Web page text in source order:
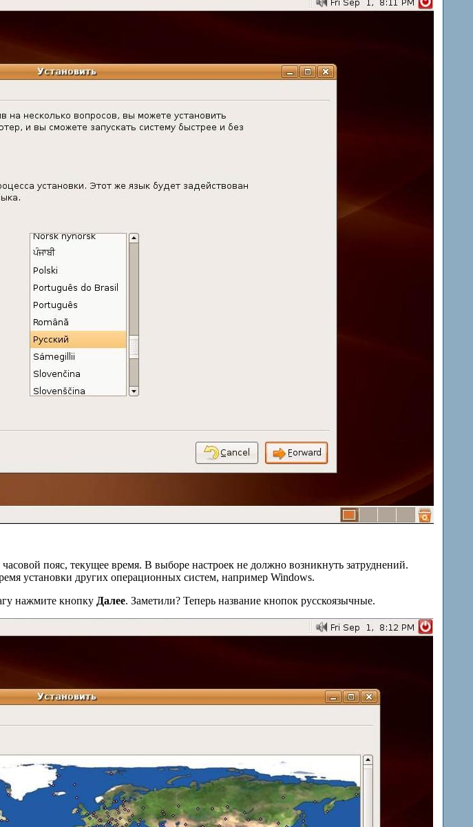
пояс, текущее время. В выборе настроек не должно возникнуть затруднений.
установки других операционных систем, например Windows.
нажмите кнопку Далее. Заметили? Теперь название кнопок русскоязычные.